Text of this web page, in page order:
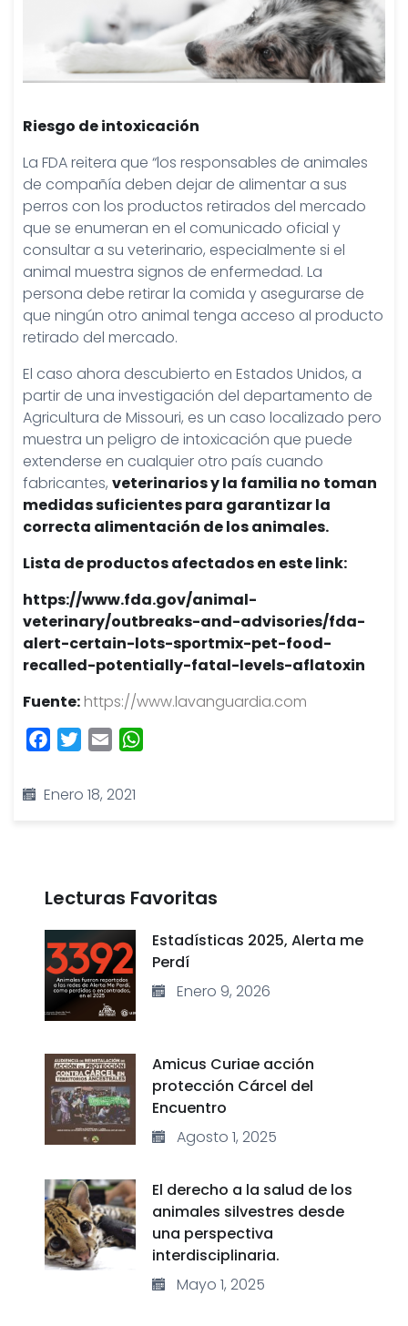
Riesgo de intoxicación
La FDA reitera que “los responsables de animales
de compañía deben dejar de alimentar a sus
perros con los productos retirados del mercado
que se enumeran en el comunicado oficial y
consultar a su veterinario, especialmente si el
animal muestra signos de enfermedad. La
persona debe retirar la comida y asegurarse de
que ningún otro animal tenga acceso al producto
retirado del mercado.
El caso ahora descubierto en Estados Unidos, a
partir de una investigación del departamento de
Agricultura de Missouri, es un caso localizado pero
muestra un peligro de intoxicación que puede
extenderse en cualquier otro país cuando
fabricantes, veterinarios y la familia no toman
medidas suficientes para garantizar la
correcta alimentación de los animales.
Lista de productos afectados en este link:
https://www.fda.gov/animal-
veterinary/outbreaks-and-advisories/fda-
alert-certain-lots-sportmix-pet-food-
recalled-potentially-fatal-levels-aflatoxin
Fuente: https://www.lavanguardia.com
FacebookTwitterEmail
Enero 18, 2021
Lecturas Favoritas
Estadísticas 2025, Alerta me
Perdí
Enero 9, 2026
Amicus Curiae acción
protección Cárcel del
Encuentro
Agosto 1, 2025
El derecho a la salud de los
animales silvestres desde
una perspectiva
interdisciplinaria.
Mayo 1, 2025